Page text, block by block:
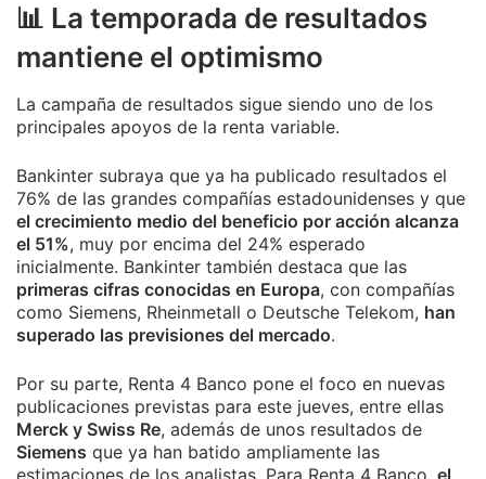
📊 La temporada de resultados
mantiene el optimismo
La campaña de resultados sigue siendo uno de los
principales apoyos de la renta variable.
Bankinter subraya que ya ha publicado resultados el
76% de las grandes compañías estadounidenses y que
el crecimiento medio del beneficio por acción alcanza
el 51%, muy por encima del 24% esperado
inicialmente. Bankinter también destaca que las
primeras cifras conocidas en Europa, con compañías
como Siemens, Rheinmetall o Deutsche Telekom, han
superado las previsiones del mercado.
Por su parte, Renta 4 Banco pone el foco en nuevas
publicaciones previstas para este jueves, entre ellas
Merck y Swiss Re, además de unos resultados de
Siemens que ya han batido ampliamente las